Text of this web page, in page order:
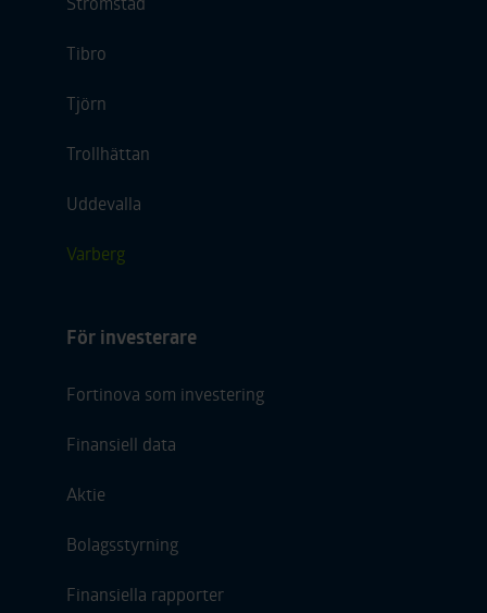
Tibro
Tjörn
Trollhättan
Uddevalla
Varberg
För investerare
Fortinova som investering
Finansiell data
Aktie
Bolagsstyrning
Finansiella rapporter